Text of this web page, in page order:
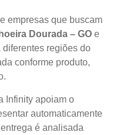
empresas que buscam
Dourada – GO e
regiões do
conforme produto,
Infinity apoiam o
automaticamente
é analisada